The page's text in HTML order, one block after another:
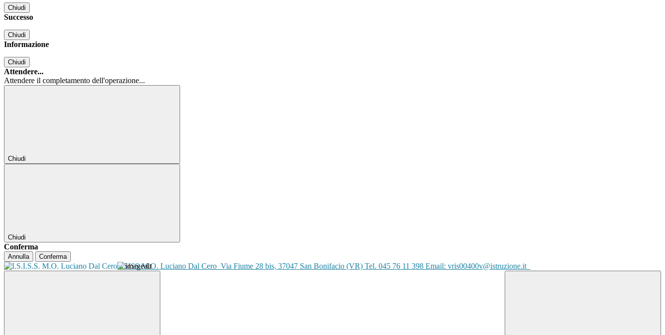
Chiudi
Successo
Chiudi
Informazione
Chiudi
Attendere...
Attendere il completamento dell'operazione...
Chiudi
Chiudi
Conferma
Annulla Conferma
ISISS M.O. Luciano Dal Cero Via Fiume 28 bis, 37047 San Bonifacio (VR) Tel. 045 76 11 398 Email: vris00400v@istruzione.it